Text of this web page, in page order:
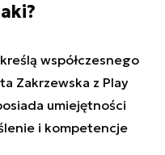
współczesnego
Zakrzewska z Play
umiejętności
i kompetencje